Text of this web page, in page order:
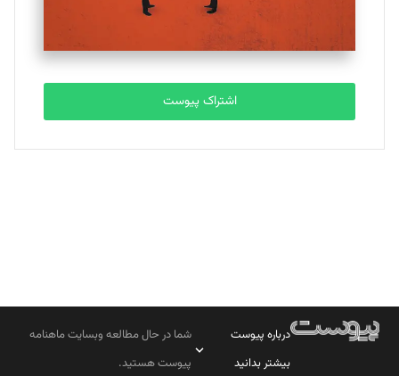
مصطفی مسجدی آرانی
تحریریه
بابک نقاش
تحریریه
اشتراک پیوست
درباره پیوست
بیشتر بدانید
شما در حال مطالعه وبسایت ماهنامه
پیوست هستید.